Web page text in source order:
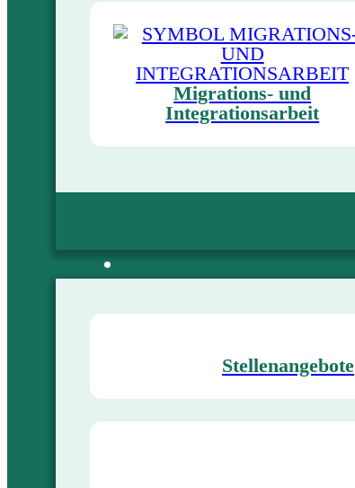
Migrations- und
Integrationsarbeit
Stellenangebote